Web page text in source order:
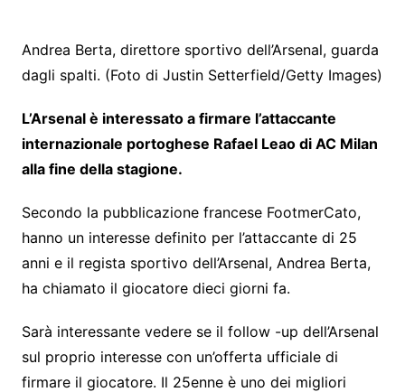
Andrea Berta, direttore sportivo dell’Arsenal, guarda
dagli spalti. (Foto di Justin Setterfield/Getty Images)
L’Arsenal è interessato a firmare l’attaccante
internazionale portoghese Rafael Leao di AC Milan
alla fine della stagione.
Secondo la pubblicazione francese FootmerCato,
hanno un interesse definito per l’attaccante di 25
anni e il regista sportivo dell’Arsenal, Andrea Berta,
ha chiamato il giocatore dieci giorni fa.
Sarà interessante vedere se il follow -up dell’Arsenal
sul proprio interesse con un’offerta ufficiale di
firmare il giocatore. Il 25enne è uno dei migliori